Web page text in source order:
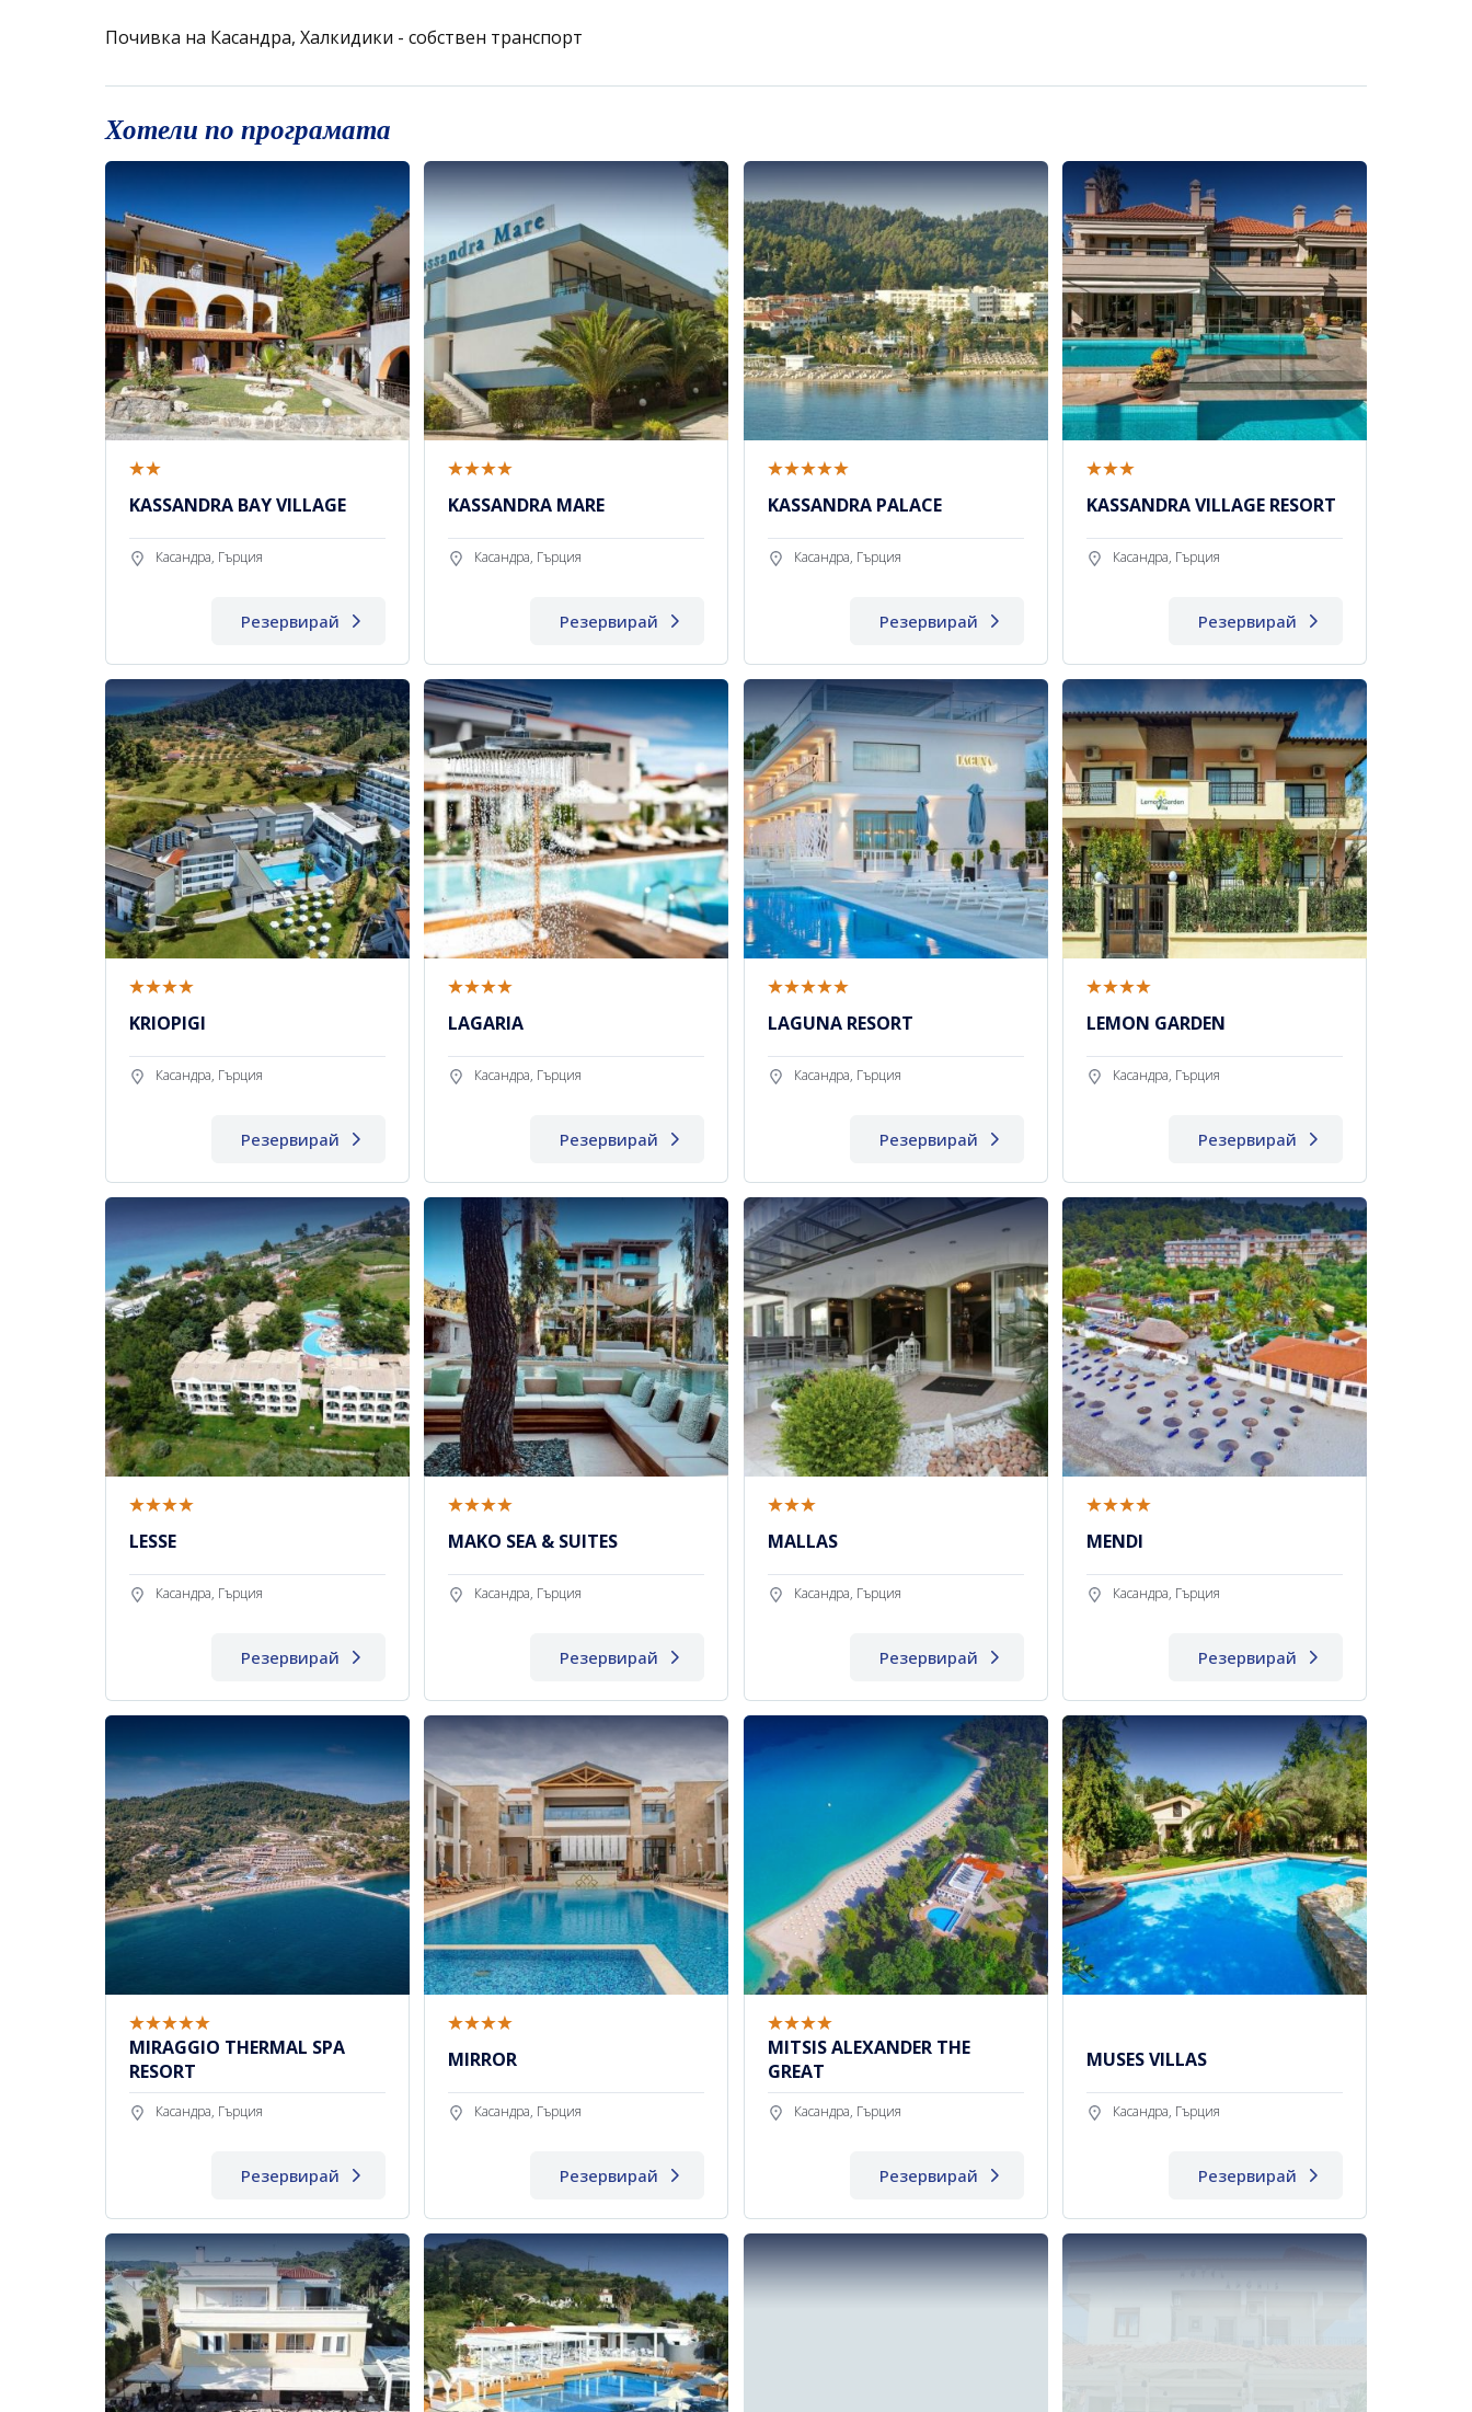
Почивка на Касандра, Халкидики - собствен транспорт
Хотели по програмата
KASSANDRA BAY VILLAGE
Касандра, Гърция
Резервирай
KASSANDRA MARE
Касандра, Гърция
Резервирай
KASSANDRA PALACE
Касандра, Гърция
Резервирай
KASSANDRA VILLAGE RESORT
Касандра, Гърция
Резервирай
KRIOPIGI
Касандра, Гърция
Резервирай
LAGARIA
Касандра, Гърция
Резервирай
LAGUNA RESORT
Касандра, Гърция
Резервирай
LEMON GARDEN
Касандра, Гърция
Резервирай
LESSE
Касандра, Гърция
Резервирай
MAKO SEA & SUITES
Касандра, Гърция
Резервирай
MALLAS
Касандра, Гърция
Резервирай
MENDI
Касандра, Гърция
Резервирай
MIRAGGIO THERMAL SPA
RESORT
Касандра, Гърция
Резервирай
MIRROR
Касандра, Гърция
Резервирай
MITSIS ALEXANDER THE
GREAT
Касандра, Гърция
Резервирай
MUSES VILLAS
Касандра, Гърция
Резервирай